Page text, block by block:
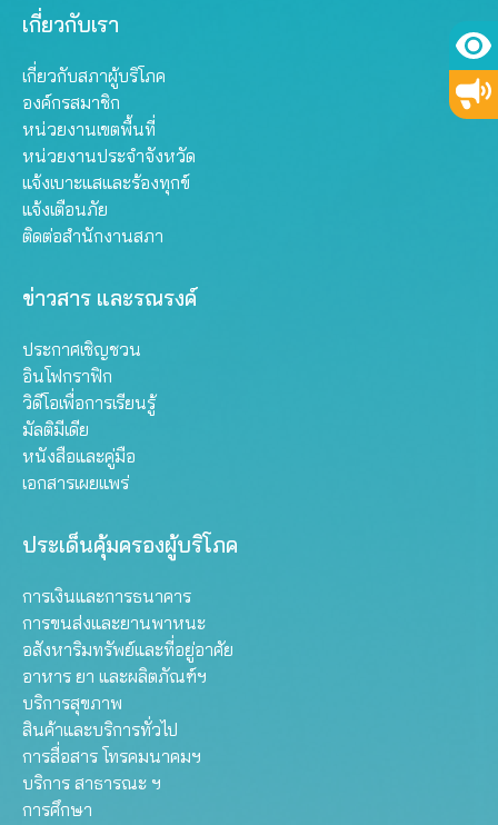
เกี่ยวกับเรา
เกี่ยวกับสภาผู้บริโภค
องค์กรสมาชิก
หน่วยงานเขตพื้นที่
หน่วยงานประจำจังหวัด
แจ้งเบาะแสและร้องทุกข์
แจ้งเตือนภัย
ติดต่อสำนักงานสภา
ข่าวสาร และรณรงค์
ประกาศเชิญชวน
อินโฟกราฟิก
วิดีโอเพื่อการเรียนรู้
มัลติมีเดีย
หนังสือและคู่มือ
เอกสารเผยแพร่
ประเด็นคุ้มครองผู้บริโภค
การเงินและการธนาคาร
การขนส่งและยานพาหนะ
อสังหาริมทรัพย์และที่อยู่อาศัย
อาหาร ยา และผลิตภัณฑ์ฯ
บริการสุขภาพ
สินค้าและบริการทั่วไป
การสื่อสาร โทรคมนาคมฯ
บริการ สาธารณะ ฯ
การศึกษา